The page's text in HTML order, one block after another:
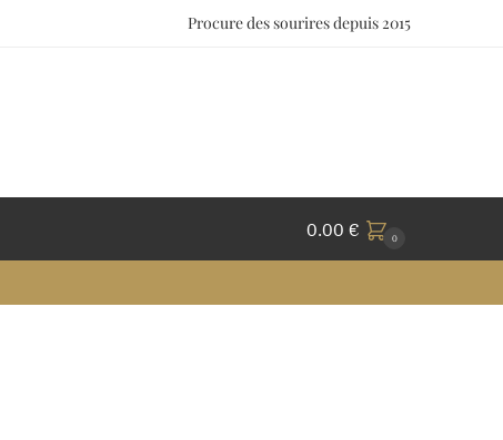
Procure des sourires depuis 2015
0.00 € 0